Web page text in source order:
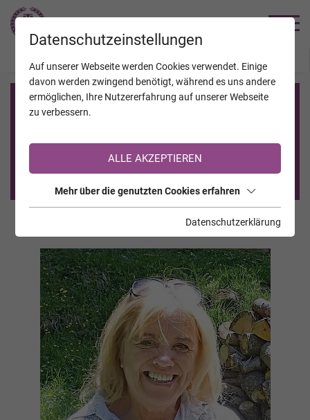
Registrierung auf TrauerHilfe.it
Sie sind noch nicht auf TrauerHilfe.it registriert?
>> zur kostenlosen Registrierung <<
Datenschutzeinstellungen
Auf unserer Webseite werden Cookies verwendet. Einige
davon werden zwingend benötigt, während es uns andere
ermöglichen, Ihre Nutzererfahrung auf unserer Webseite
zu verbessern.
ALLE AKZEPTIEREN
Mehr über die genutzten Cookies erfahren
Datenschutzerklärung
JAHRESTAGE KALENDER VERSTORBENE